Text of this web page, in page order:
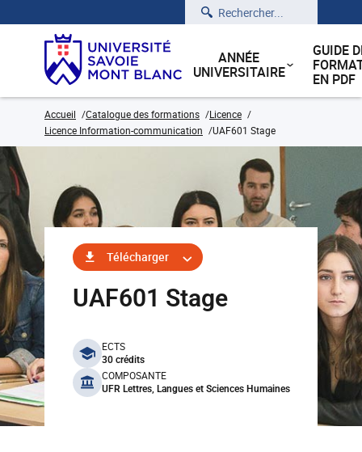
Rechercher
ANNÉE
UNIVERSITAIRE
GUIDE
EN PDF
Accueil Catalogue des formations
Licence
Licence Information-communication
UAF601 Stage
Télécharger
UAF601 Stage
benefits
ECTS
30 crédits
COMPOSANTE
UFR Lettres, Langues et Sciences Humaines